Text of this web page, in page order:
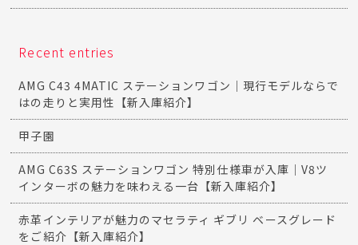
Recent entries
AMG C43 4MATIC ステーションワゴン｜現行モデルならで
はの走りと実用性【新入庫紹介】
甲子園
AMG C63S ステーションワゴン 特別仕様車が入庫｜V8ツ
インターボの魅力を味わえる一台【新入庫紹介】
赤革インテリアが魅力のマセラティ ギブリ ベースグレード
をご紹介【新入庫紹介】